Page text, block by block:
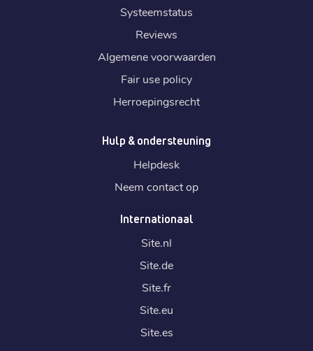
Systeemstatus
Reviews
Algemene voorwaarden
Fair use policy
Herroepingsrecht
Hulp & ondersteuning
Helpdesk
Neem contact op
Internationaal
Site.nl
Site.de
Site.fr
Site.eu
Site.es